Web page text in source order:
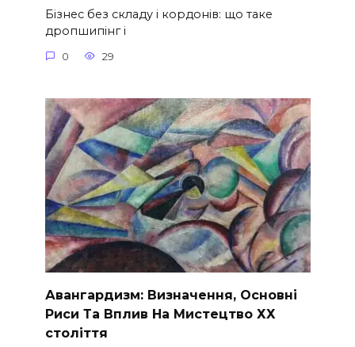
Бізнес без складу і кордонів: що таке
дропшипінг і
0 29
Авангардизм: Визначення, Основні
Риси Та Вплив На Мистецтво ХХ
століття